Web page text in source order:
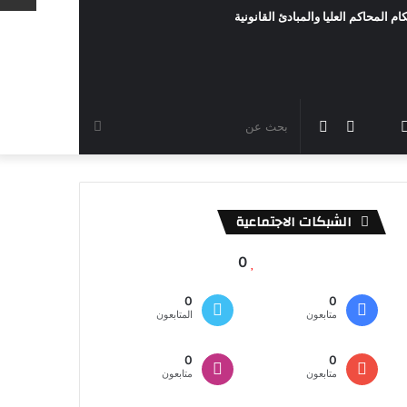
المحاكم العليا والمبادئ القانونية
عن
الوضع
المظلم
مقال
عشوائي
سناب
شات
الشبكات الاجتماعية
0
0
متابعون
0
المتابعون
0
متابعون
0
متابعون